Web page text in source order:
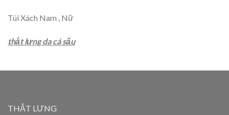
Túi Xách Nam , Nữ
thắt lưng da cá sấu
THẮT LƯNG